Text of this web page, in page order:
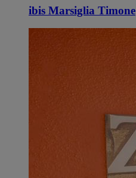
ibis Marsiglia Timone